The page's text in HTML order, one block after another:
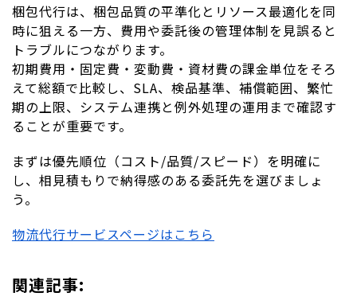
梱包代行は、梱包品質の平準化とリソース最適化を同
時に狙える一方、費用や委託後の管理体制を見誤ると
トラブルにつながります。
初期費用・固定費・変動費・資材費の課金単位をそろ
えて総額で比較し、SLA、検品基準、補償範囲、繁忙
期の上限、システム連携と例外処理の運用まで確認す
ることが重要です。
まずは優先順位（コスト/品質/スピード）を明確に
し、相見積もりで納得感のある委託先を選びましょ
う。
物流代行サービスページはこちら
関連記事: